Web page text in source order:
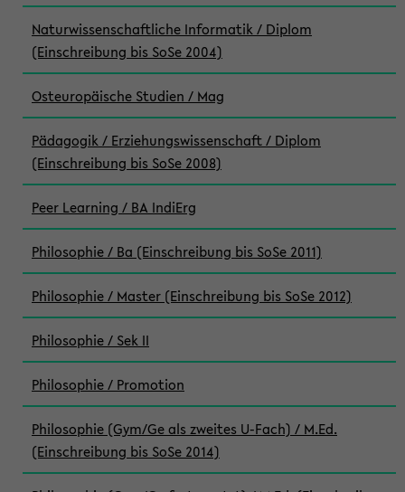
Naturwissenschaftliche Informatik / Diplom
(Einschreibung bis SoSe 2004)
Osteuropäische Studien / Mag
Pädagogik / Erziehungswissenschaft / Diplom
(Einschreibung bis SoSe 2008)
Peer Learning / BA IndiErg
Philosophie / Ba (Einschreibung bis SoSe 2011)
Philosophie / Master (Einschreibung bis SoSe 2012)
Philosophie / Sek II
Philosophie / Promotion
Philosophie (Gym/Ge als zweites U-Fach) / M.Ed.
(Einschreibung bis SoSe 2014)